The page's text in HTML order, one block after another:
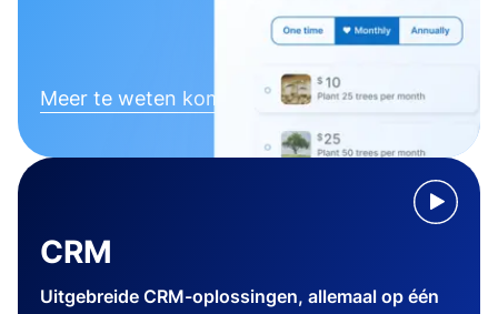
Meer te weten komen
CRM
Uitgebreide CRM-oplossingen, allemaal op één